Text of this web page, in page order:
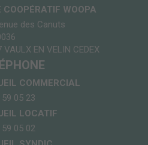
COOPÉRATIF WOOPA
des Canuts
VAULX EN VELIN CEDEX
COMMERCIAL
05 23
LOCATIF
05 02